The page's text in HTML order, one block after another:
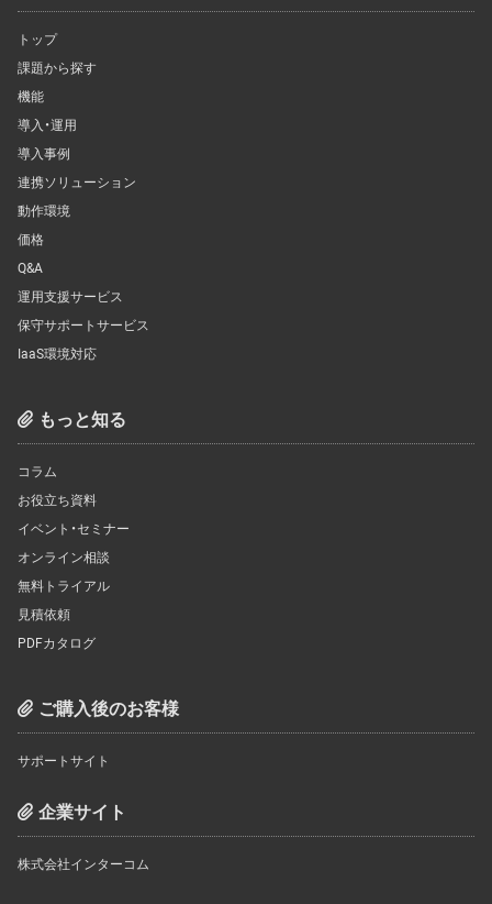
トップ
課題から探す
機能
導入・運用
導入事例
連携ソリューション
動作環境
価格
Q&A
運用支援サービス
保守サポートサービス
IaaS環境対応
もっと知る
コラム
お役立ち資料
イベント・セミナー
オンライン相談
無料トライアル
見積依頼
PDFカタログ
ご購入後のお客様
サポートサイト
企業サイト
株式会社インターコム